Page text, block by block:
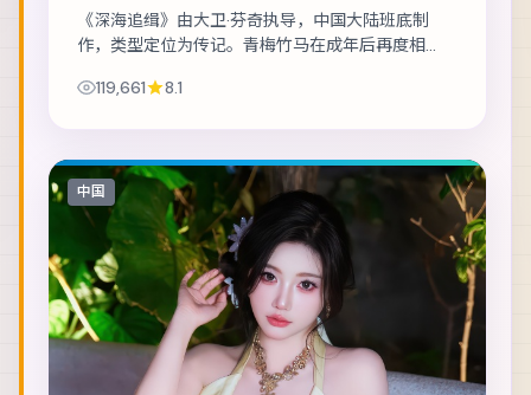
《深海追缉》由大卫·芬奇执导，中国大陆班底制
作，类型定位为传记。青梅竹马在成年后再度相
章子怡、赞达亚 等，表演层次丰富。在类型框架内...
119,661 8.1
中国